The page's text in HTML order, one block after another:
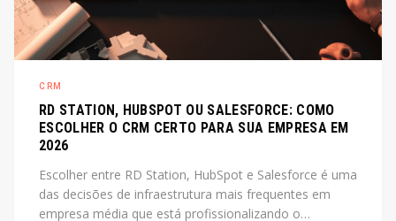
CRM
RD STATION, HUBSPOT OU SALESFORCE: COMO
ESCOLHER O CRM CERTO PARA SUA EMPRESA EM
2026
Escolher entre RD Station, HubSpot e Salesforce é uma
das decisões de infraestrutura mais frequentes em
empresa média que está profissionalizando o